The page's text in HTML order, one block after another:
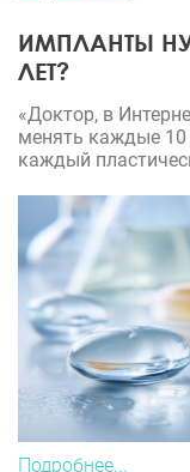
ИМПЛАНТЫ
ЛЕТ?
«Доктор, в
менять каждые 10
каждый
Подробнее...